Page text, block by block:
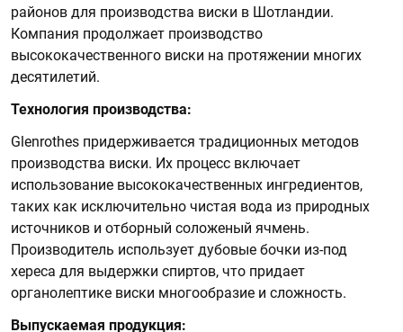
районов для производства виски в Шотландии.
Компания продолжает производство
высококачественного виски на протяжении многих
десятилетий.
Технология производства:
Glenrothes придерживается традиционных методов
производства виски. Их процесс включает
использование высококачественных ингредиентов,
таких как исключительно чистая вода из природных
источников и отборный соложеный ячмень.
Производитель использует дубовые бочки из-под
хереса для выдержки спиртов, что придает
органолептике виски многообразие и сложность.
Выпускаемая продукция: